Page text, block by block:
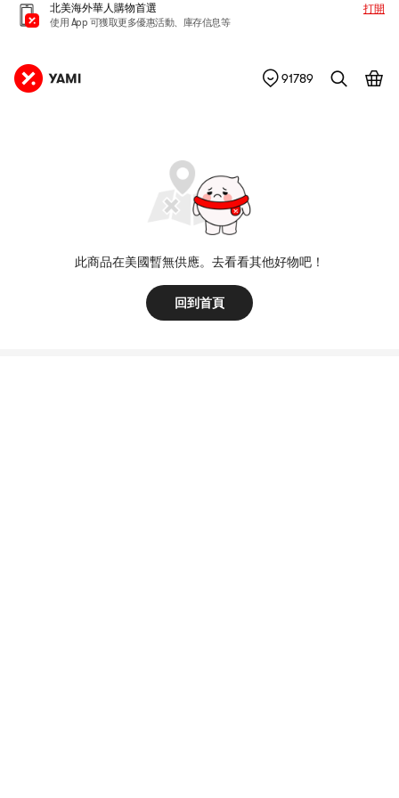
北美海外華人購物首選
使用 App 可獲取更多優惠活動、庫存信息等
打開
91789
此商品在美國暫無供應。去看看其他好物吧！
回到首頁